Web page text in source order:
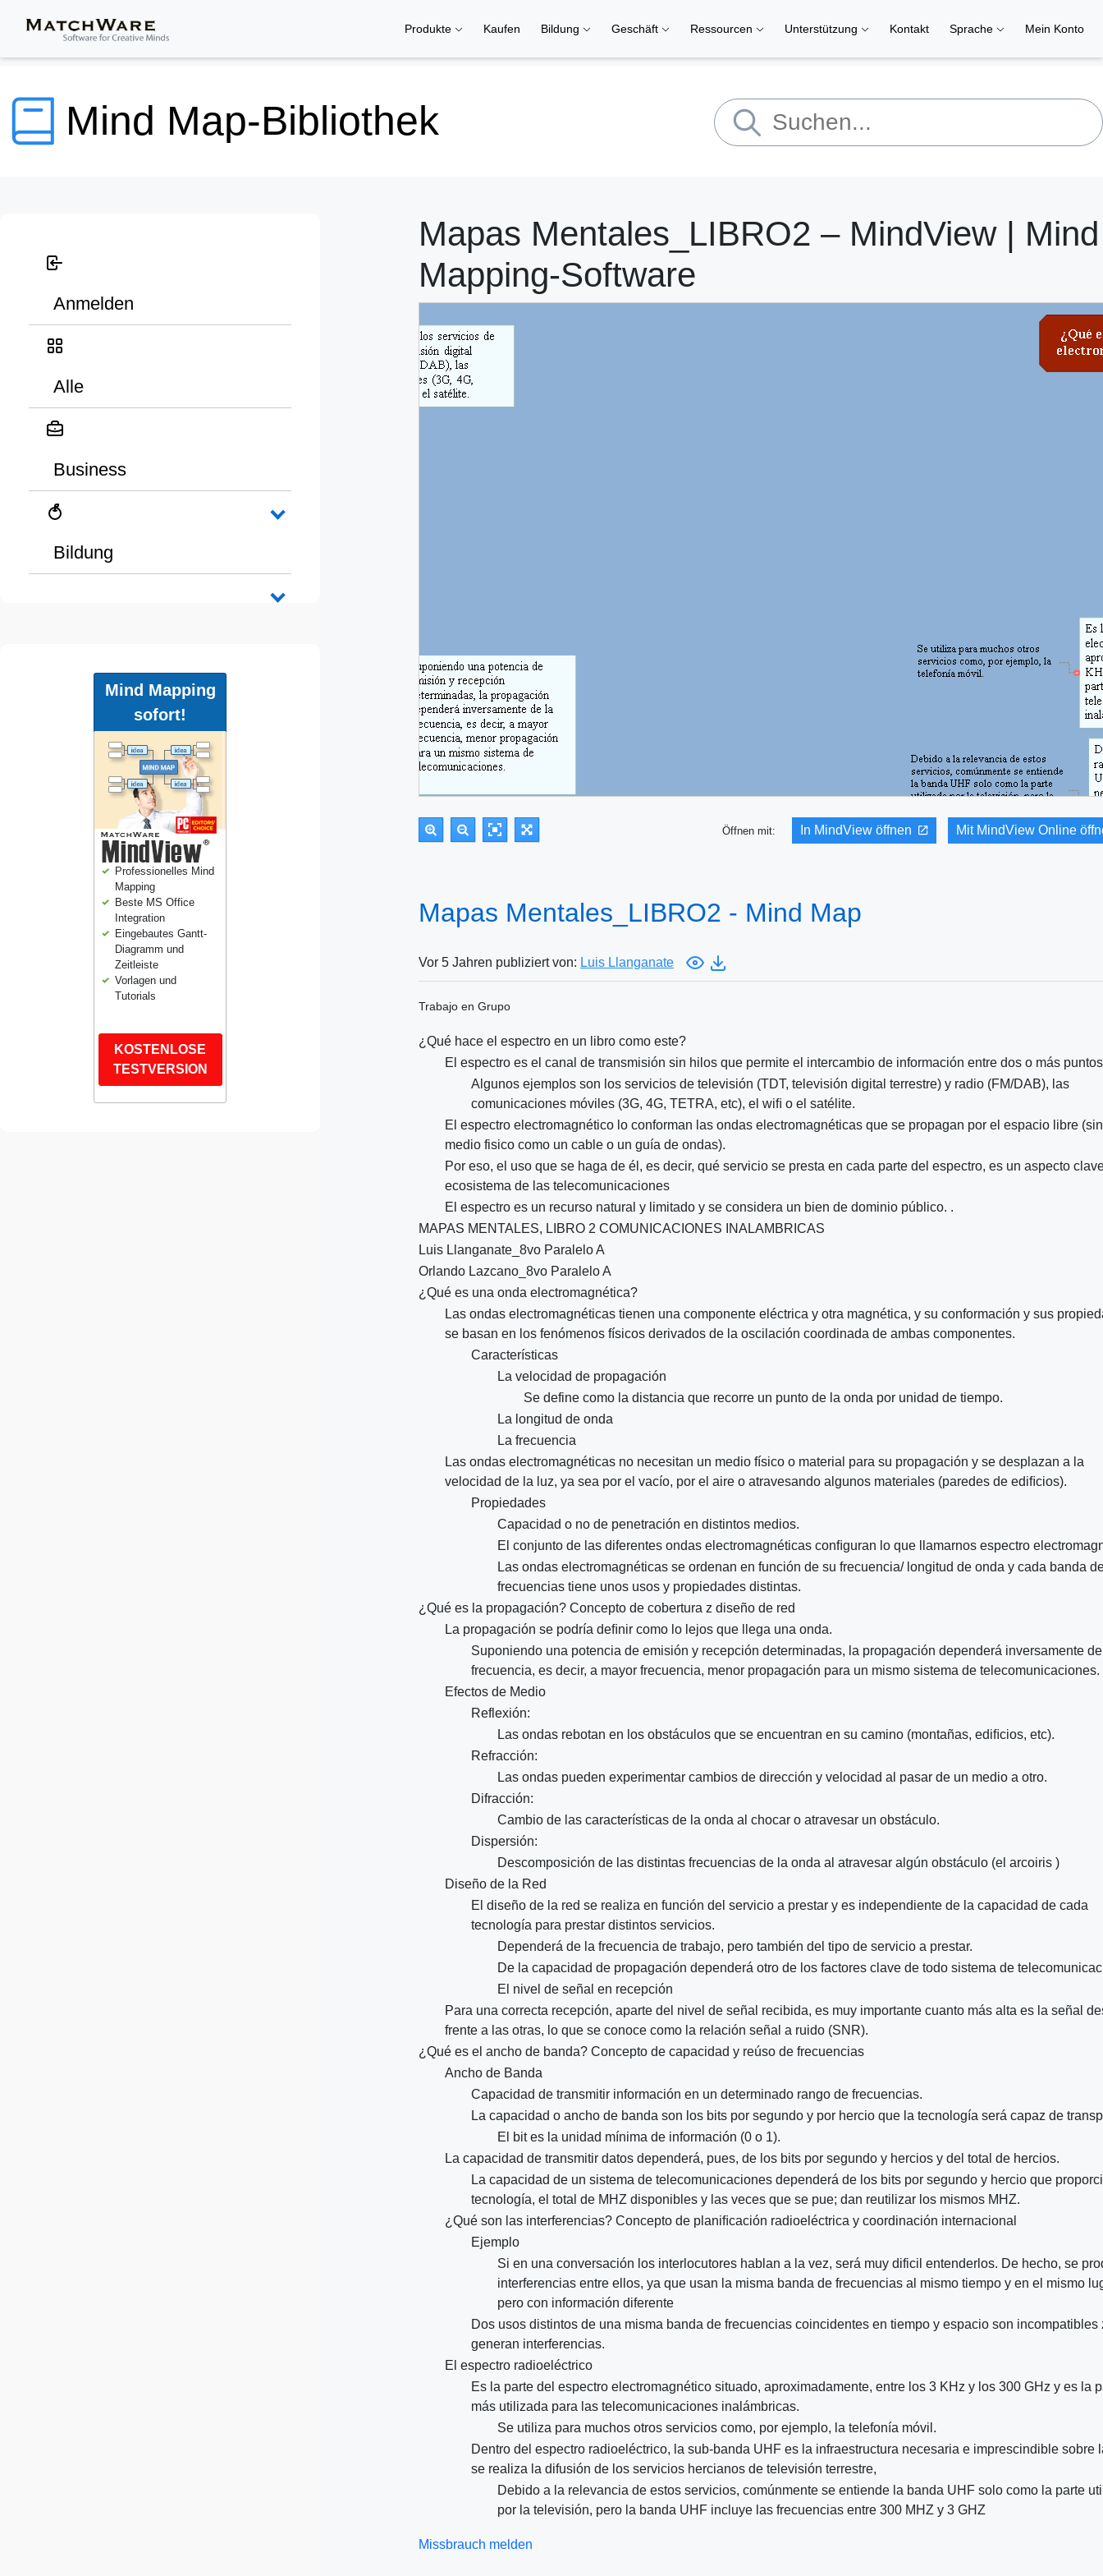
Produkte Kaufen Bildung Geschäft Ressourcen Unterstützung Kontakt Sprache Mein Konto
Mind Map-Bibliothek
Anmelden
Alle
Business
Bildung
Mind Mapping
sofort!
Professionelles Mind
Mapping
Beste MS Office
Integration
Eingebautes Gantt-
Diagramm und
Zeitleiste
Vorlagen und
Tutorials
KOSTENLOSE
TESTVERSION
Mapas Mentales_LIBRO2 – MindView | Mind
Mapping-Software
Öffnen mit: In MindView öffnen Mit MindView Online
Mapas Mentales_LIBRO2 - Mind Map
Vor 5 Jahren publiziert von: Luis Llanganate
Trabajo en Grupo
¿Qué hace el espectro en un libro como este?
El espectro es el canal de transmisión sin hilos que permite el intercambio de información entre dos o más
Algunos ejemplos son los servicios de televisión (TDT, televisión digital terrestre) y radio (FM/DAB), las
comunicaciones móviles (3G, 4G, TETRA, etc), el wiﬁ o el satélite.
El espectro electromagnético lo conforman las ondas electromagnéticas que se propagan por el espacio libre
medio fisico como un cable o un guía de ondas).
Por eso, el uso que se haga de él, es decir, qué servicio se presta en cada parte del espectro, es un aspecto
ecosistema de las telecomunicaciones
El espectro es un recurso natural y limitado y se considera un bien de dominio público. .
MAPAS MENTALES, LIBRO 2 COMUNICACIONES INALAMBRICAS
Luis Llanganate_8vo Paralelo A
Orlando Lazcano_8vo Paralelo A
¿Qué es una onda electromagnética?
Las ondas electromagnéticas tienen una componente eléctrica y otra magnética, y su conformación y sus
se basan en los fenómenos físicos derivados de la oscilación coordinada de ambas componentes.
Características
La velocidad de propagación
Se define como la distancia que recorre un punto de la onda por unidad de tiempo.
La longitud de onda
La frecuencia
Las ondas electromagnéticas no necesitan un medio físico o material para su propagación y se desplazan a la
velocidad de la luz, ya sea por el vacío, por el aire o atravesando algunos materiales (paredes de ediﬁcios).
Propiedades
Capacidad o no de penetración en distintos medios.
El conjunto de las diferentes ondas electromagnéticas conﬁguran lo que llamarnos espectro
Las ondas electromagnéticas se ordenan en función de su frecuencia/ longitud de onda y cada banda
frecuencias tiene unos usos y propiedades distintas.
¿Qué es la propagación? Concepto de cobertura z diseño de red
La propagación se podría deﬁnir como lo lejos que llega una onda.
Suponiendo una potencia de emisión y recepción determinadas, la propagación dependerá inversamente
frecuencia, es decir, a mayor frecuencia, menor propagación para un mismo sistema de telecomunicaciones.
Efectos de Medio
Reflexión:
Las ondas rebotan en los obstáculos que se encuentran en su camino (montañas, ediﬁcios, etc).
Refracción:
Las ondas pueden experimentar cambios de dirección y velocidad al pasar de un medio a otro.
Difracción:
Cambio de las características de la onda al chocar o atravesar un obstáculo.
Dispersión:
Descomposición de las distintas frecuencias de la onda al atravesar algún obstáculo (el arcoiris )
Diseño de la Red
El diseño de la red se realiza en función del servicio a prestar y es independiente de la capacidad de cada
tecnología para prestar distintos servicios.
Dependerá de la frecuencia de trabajo, pero también del tipo de servicio a prestar.
De la capacidad de propagación dependerá otro de los factores clave de todo sistema de
El nivel de señal en recepción
Para una correcta recepción, aparte del nivel de señal recibida, es muy importante cuanto más alta es la señal
frente a las otras, lo que se conoce como la relación señal a ruido (SNR).
¿Qué es el ancho de banda? Concepto de capacidad y reúso de frecuencias
Ancho de Banda
Capacidad de transmitir información en un determinado rango de frecuencias.
La capacidad o ancho de banda son los bits por segundo y por hercio que la tecnología será capaz de
El bit es la unidad mínima de información (0 o 1).
La capacidad de transmitir datos dependerá, pues, de los bits por segundo y hercios y del total de hercios.
La capacidad de un sistema de telecomunicaciones dependerá de los bits por segundo y hercio que
tecnología, el total de MHZ disponibles y las veces que se pue; dan reutilizar los mismos MHZ.
¿Qué son las interferencias? Concepto de planiﬁcación radioeléctrica y coordinación internacional
Ejemplo
Si en una conversación los interlocutores hablan a la vez, será muy dificil entenderlos. De hecho, se
interferencias entre ellos, ya que usan la misma banda de frecuencias al mismo tiempo y en el mismo
pero con información diferente
Dos usos distintos de una misma banda de frecuencias coincidentes en tiempo y espacio son incompatibles
generan interferencias.
El espectro radioeléctrico
Es la parte del espectro electromagnético situado, aproximadamente, entre los 3 KHz y los 300 GHz y es la
más utilizada para las telecomunicaciones inalámbricas.
Se utiliza para muchos otros servicios como, por ejemplo, la telefonía móvil.
Dentro del espectro radioeléctrico, la sub-banda UHF es la infraestructura necesaria e imprescindible sobre
se realiza la difusión de los servicios hercianos de televisión terrestre,
Debido a la relevancia de estos servicios, comúnmente se entiende la banda UHF solo como la parte
por la televisión, pero la banda UHF incluye las frecuencias entre 300 MHZ y 3 GHZ
Missbrauch melden